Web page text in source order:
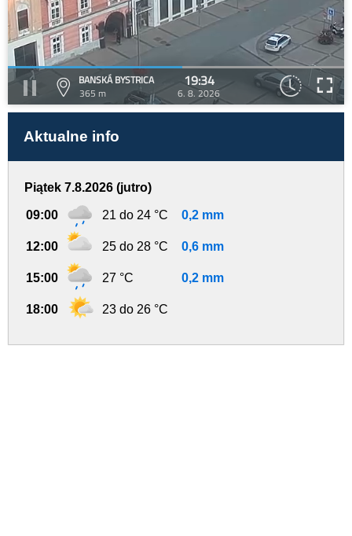
BANSKÁ BYSTRICA
365 m
19:34
6. 8. 2026
Aktualne info
Piątek 7.8.2026 (jutro)
09:00 21 do 24 °C 0,2 mm
12:00 25 do 28 °C 0,6 mm
15:00 27 °C 0,2 mm
18:00 23 do 26 °C